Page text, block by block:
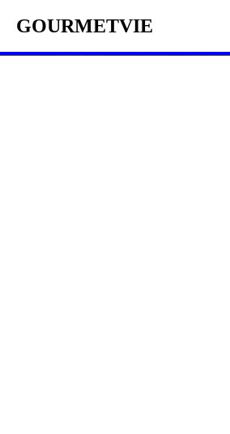
GOURMETVIE